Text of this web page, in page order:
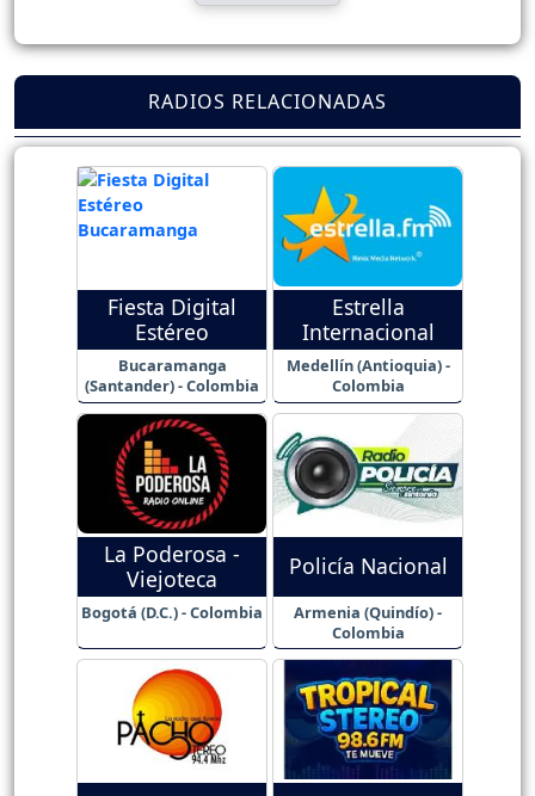
RADIOS RELACIONADAS
Fiesta Digital
Estéreo
Bucaramanga
(Santander) - Colombia
Estrella
Internacional
Medellín (Antioquia) -
Colombia
La Poderosa -
Viejoteca
Bogotá (D.C.) - Colombia
Policía Nacional
Armenia (Quindío) -
Colombia